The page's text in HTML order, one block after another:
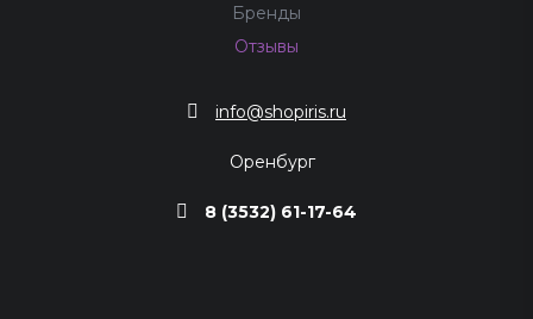
Бренды
Отзывы
info@shopiris.ru
Оренбург
8 (3532) 61-17-64